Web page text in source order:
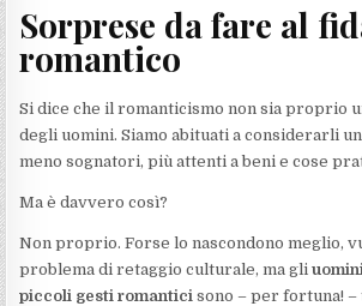
Sorprese da fare al
romantico
Si dice che il romanticismo non sia proprio
degli uomini. Siamo abituati a considerarli
meno sognatori, più attenti a beni e cose
Ma è davvero così?
Non proprio. Forse lo nascondono meglio,
problema di retaggio culturale, ma gli
piccoli gesti romantici sono – per fortuna!